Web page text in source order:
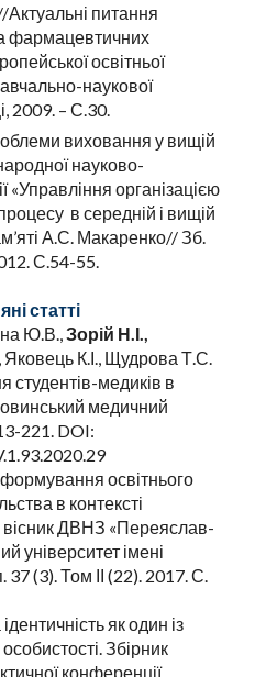
питання
фармацевтичних
освітньої
наукової
2009. – С.30.
виховання у вищій
науково-
«Управління організацією
в середній і вищій
А.С. Макаренко// Зб.
С.54-55.
статті
Ю.В.,Зорій Н.І.,
К.І., Щудрова Т.С.
студентів-медиків в
медичний
221. DOI:
освітнього
в контексті
вісник ДВНЗ «Переяслав-
університет імені
(3). Том ІІ (22). 2017. С.
як один із
Збірник
конференції